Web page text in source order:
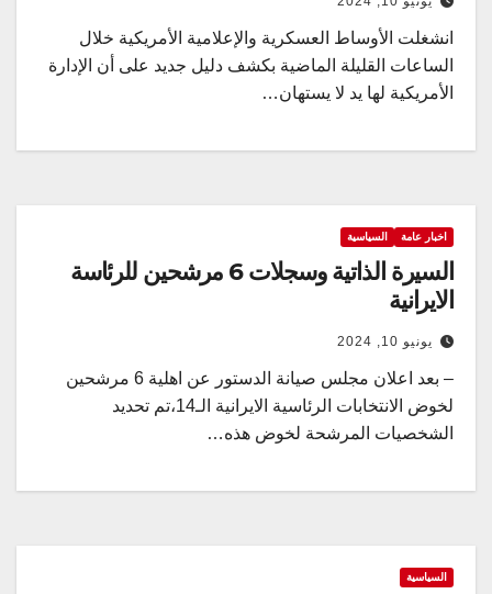
انشغلت الأوساط العسكرية والإعلامية الأمريكية خلال
الساعات القليلة الماضية بكشف دليل جديد على أن الإدارة
الأمريكية لها يد لا يستهان…
اخبار عامة السياسية
السيرة الذاتية وسجلات 6 مرشحين للرئاسة
الايرانية
يونيو 10, 2024
– بعد اعلان مجلس صيانة الدستور عن اهلية 6 مرشحين
لخوض الانتخابات الرئاسية الايرانية الـ14،تم تحديد
الشخصيات المرشحة لخوض هذه…
السياسية